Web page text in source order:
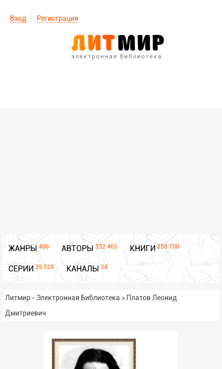
Вход Регистрация
ЖАНРЫ 406 АВТОРЫ 332 465 КНИГИ 858 700
СЕРИИ 39 528 КАНАЛЫ 24
Литмир - Электронная Библиотека > Платов Леонид
Дмитриевич